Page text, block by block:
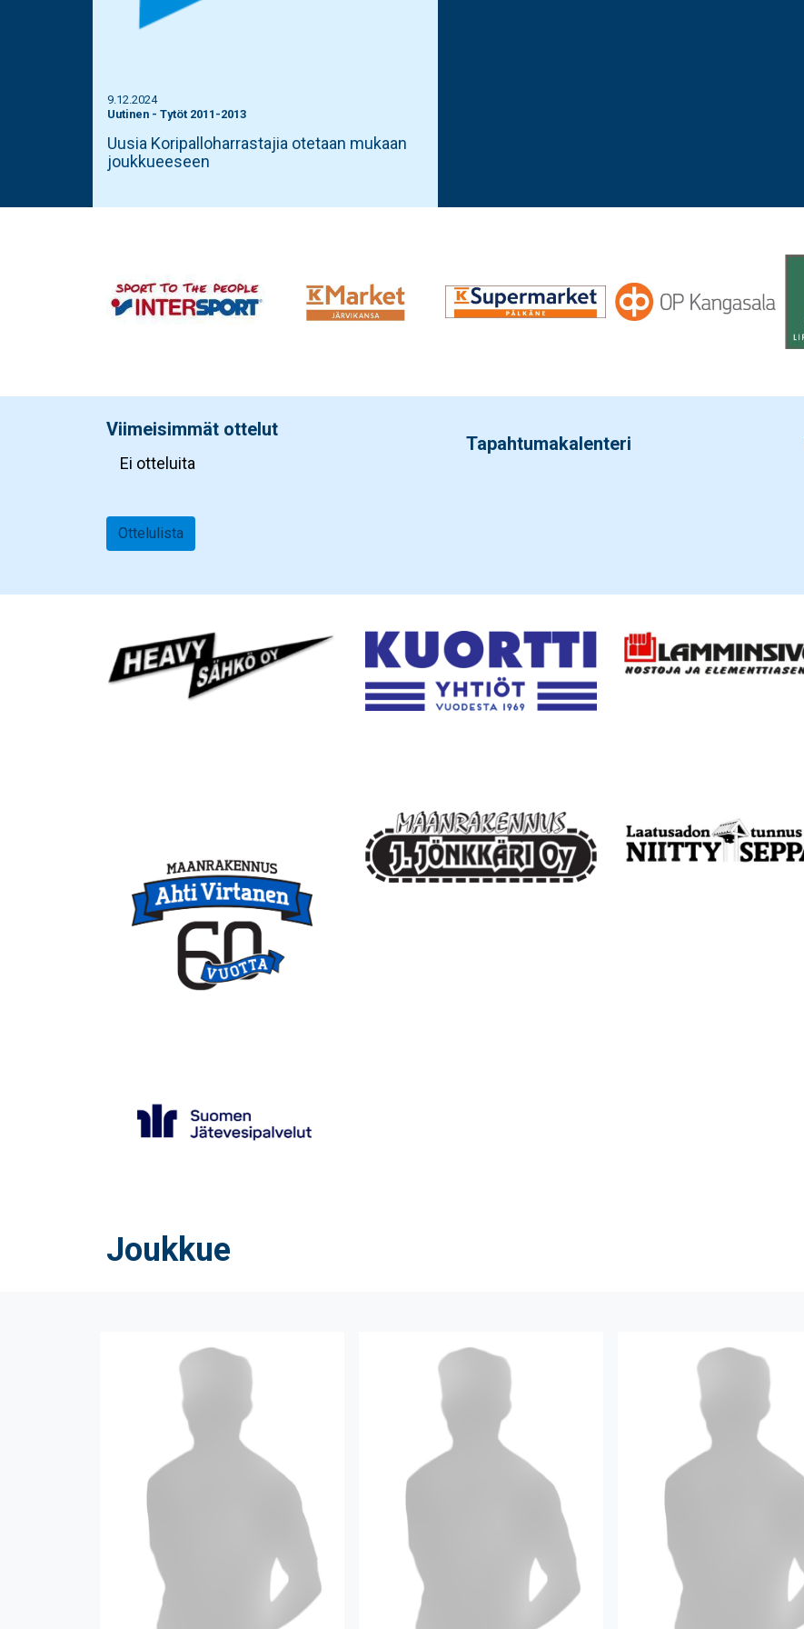
9.12.2024
Uutinen - Tytöt 2011-2013
Uusia Koripalloharrastajia otetaan mukaan
joukkueeseen
Viimeisimmät ottelut
Ei otteluita
Ottelulista
Tapahtumakalenteri
Joukkue